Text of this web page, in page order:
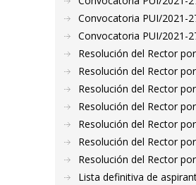
Convocatoria PUI/2021-
Convocatoria PUI/2021-
Resolución del Rector
Resolución del Rector
Resolución del Rector
Resolución del Rector
Resolución del Rector
Resolución del Rector
Resolución del Rector
Lista definitiva de